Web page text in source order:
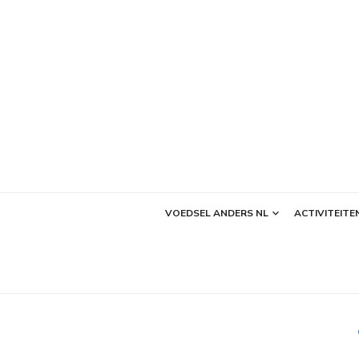
VOEDSEL ANDERS NL